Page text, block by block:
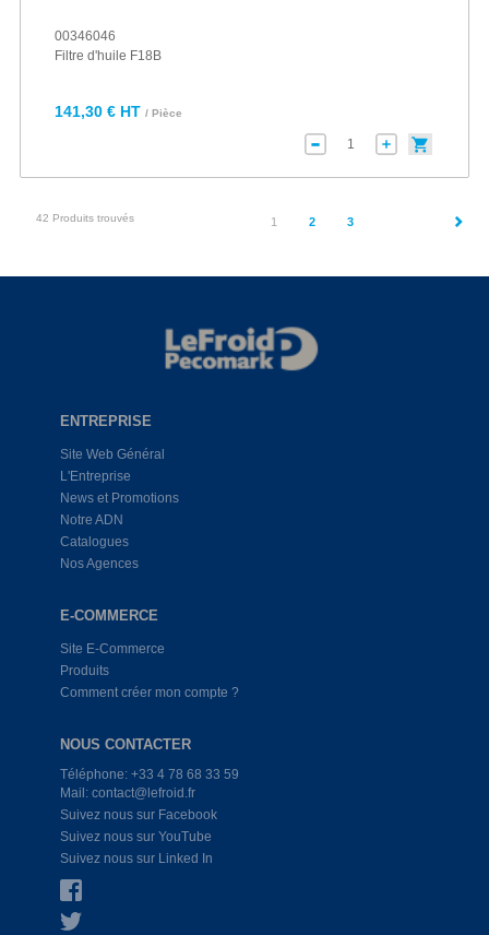
00346046
Filtre d'huile F18B
141,30 € HT / Pièce
42 Produits trouvés 1 (current)
2 3
ENTREPRISE
Site Web Général
L'Entreprise
News et Promotions
Notre ADN
Catalogues
Nos Agences
E-COMMERCE
Site E-Commerce
Produits
Comment créer mon compte ?
NOUS CONTACTER
Téléphone: +33 4 78 68 33 59
Mail: contact@lefroid.fr
Suivez nous sur Facebook
Suivez nous sur YouTube
Suivez nous sur Linked In